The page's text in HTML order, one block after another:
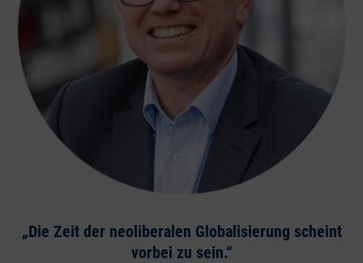
„Die Zeit der neoliberalen Globalisierung scheint
vorbei zu sein.“